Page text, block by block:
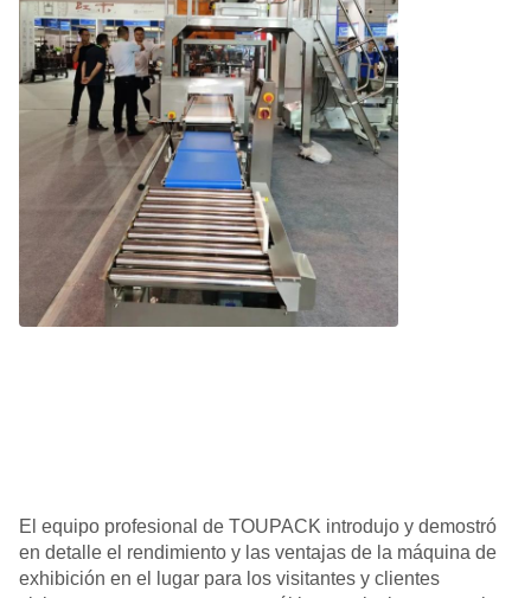
El equipo profesional de TOUPACK introdujo y demostró
en detalle el rendimiento y las ventajas de la máquina de
exhibición en el lugar para los visitantes y clientes